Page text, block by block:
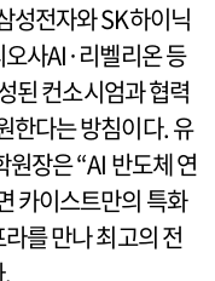
성전자와 SK하이닉
사AI·리벨리온 등
된 컨소시엄과 협력
한다는 방침이다. 유
장은 “AI 반도체 연
카이스트만의 특화
를 만나 최고의 전